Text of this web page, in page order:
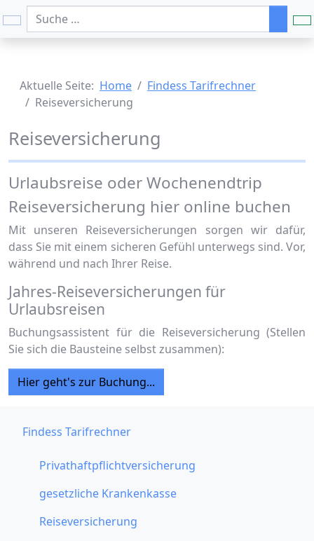
Suchen
Aktuelle Seite: Home
Findess Tarifrechner
Reiseversicherung
Reiseversicherung
Urlaubsreise oder Wochenendtrip
Reiseversicherung hier online buchen
Mit unseren Reiseversicherungen sorgen wir dafür,
dass Sie mit einem sicheren Gefühl unterwegs sind. Vor,
während und nach Ihrer Reise.
Jahres-Reiseversicherungen für
Urlaubsreisen
Buchungsassistent für die Reiseversicherung (Stellen
Sie sich die Bausteine selbst zusammen):
Hier geht's zur Buchung...
Findess Tarifrechner
Privathaftpflichtversicherung
gesetzliche Krankenkasse
Reiseversicherung